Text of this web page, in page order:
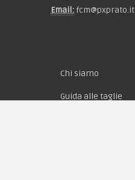
Email: fcm@pxprato.it
Chi siamo
Guida alle taglie